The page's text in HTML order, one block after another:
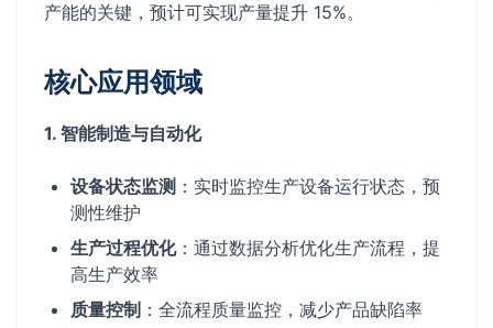
产能的关键，预计可实现产量提升 15%。
核心应用领域
1. 智能制造与自动化
设备状态监测 ：实时监控生产设备运行状态，预
测性维护
生产过程优化：通过数据分析优化生产流程，提
高生产效率
质量控制 ：全流程质量监控，减少产品缺陷率